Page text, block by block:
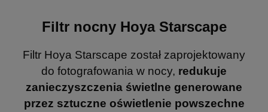
Filtr nocny Hoya Starscape
Filtr Hoya Starscape został zaprojektowany
do fotografowania w nocy, redukuje
zanieczyszczenia świetlne generowane
przez sztuczne oświetlenie powszechne